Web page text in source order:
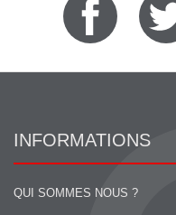
INFORMATIONS
QUI SOMMES NOUS ?